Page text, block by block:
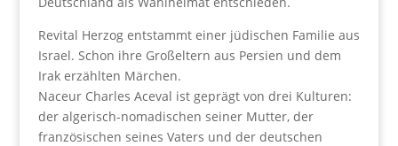
Revital Herzog entstammt einer jüdischen Familie aus
Israel. Schon ihre Großeltern aus Persien und dem
Irak erzählten Märchen.
Naceur Charles Aceval ist geprägt von drei Kulturen:
der algerisch-nomadischen seiner Mutter, der
französischen seines Vaters und der deutschen